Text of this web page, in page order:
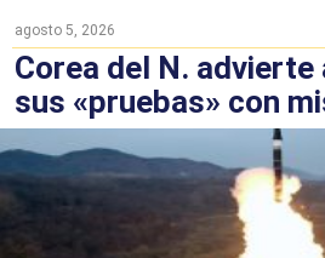
agosto 5, 2026
Corea del N.
sus «pruebas» con